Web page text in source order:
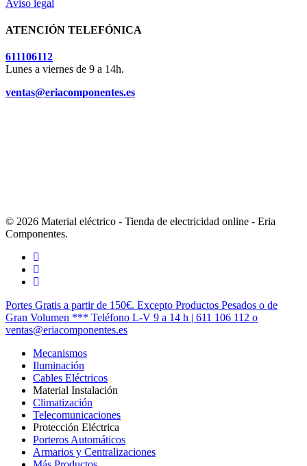
Aviso legal
ATENCIÓN TELEFÓNICA
611106112
Lunes a viernes de 9 a 14h.
ventas@eriacomponentes.es
© 2026 Material eléctrico - Tienda de electricidad online - Eria
Componentes.
twitter
facebook
instagram
Cerrar
Menú
Portes Gratis a partir de 150€. Excepto Productos Pesados o de
Gran Volumen *** Teléfono L-V 9 a 14 h | 611 106 112 o
ventas@eriacomponentes.es
Mecanismos
Iluminación
Cables Eléctricos
Material Instalación
Climatización
Telecomunicaciones
Protección Eléctrica
Porteros Automáticos
Armarios y Centralizaciones